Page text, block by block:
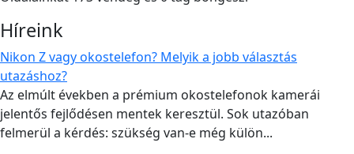
Híreink
Nikon Z vagy okostelefon? Melyik a jobb választás
utazáshoz?
Az elmúlt években a prémium okostelefonok kamerái
jelentős fejlődésen mentek keresztül. Sok utazóban
felmerül a kérdés: szükség van-e még külön...